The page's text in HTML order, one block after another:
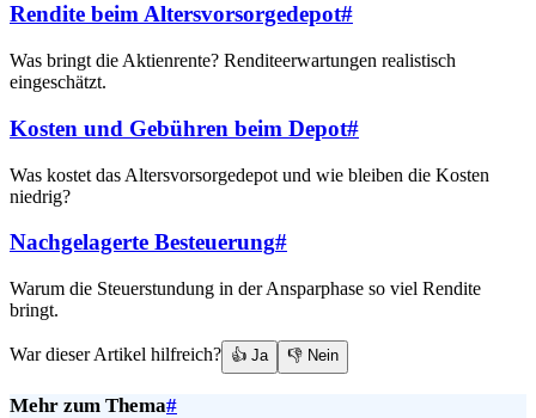
Rendite beim Altersvorsorgedepot#
Was bringt die Aktienrente? Renditeerwartungen realistisch
eingeschätzt.
Kosten und Gebühren beim Depot#
Was kostet das Altersvorsorgedepot und wie bleiben die Kosten
niedrig?
Nachgelagerte Besteuerung#
Warum die Steuerstundung in der Ansparphase so viel Rendite
bringt.
War dieser Artikel hilfreich? 👍 Ja 👎 Nein
Mehr zum Thema#